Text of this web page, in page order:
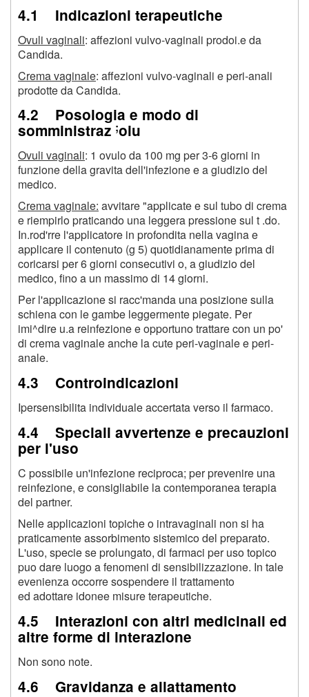
4.1 Indicazioni terapeutiche
Ovuli vaginali: affezioni vulvo-vaginali prodoi.e da
Candida.
Crema vaginale: affezioni vulvo-vaginali e peri-anali
prodotte da Candida.
4.2 Posologia e modo di
somministraz ;oiu
Ovuli vaginali: 1 ovulo da 100 mg per 3-6 giorni in
funzione della gravita dell'infezione e a giudizio del
medico.
Crema vaginale: avvitare "applicate e sul tubo di crema
e riempirlo praticando una leggera pressione sul t .do.
In.rod'rre l'applicatore in profondita nella vagina e
applicare il contenuto (g 5) quotidianamente prima di
coricarsi per 6 giorni consecutivi o, a giudizio del
medico, fino a un massimo di 14 giorni.
Per l'applicazione si racc'manda una posizione sulla
schiena con le gambe leggermente piegate. Per
imi^dire u.a reinfezione e opportuno trattare con un po'
di crema vaginale anche la cute peri-vaginale e peri-
anale.
4.3 Controindicazioni
Ipersensibilita individuale accertata verso il farmaco.
4.4 Speciali avvertenze e precauzioni
per l'uso
C possibile un'infezione reciproca; per prevenire una
reinfezione, e consigliabile la contemporanea terapia
del partner.
Nelle applicazioni topiche o intravaginali non si ha
praticamente assorbimento sistemico del preparato.
L'uso, specie se prolungato, di farmaci per uso topico
puo dare luogo a fenomeni di sensibilizzazione. In tale
evenienza occorre sospendere il trattamento
ed adottare idonee misure terapeutiche.
4.5 Interazioni con altri medicinali ed
altre forme di interazione
Non sono note.
4.6 Gravidanza e allattamento